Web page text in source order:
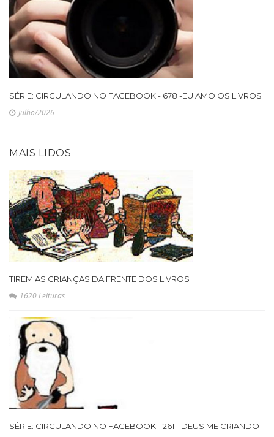
SÉRIE: CIRCULANDO NO FACEBOOK - 678 -EU AMO OS LIVROS
Julho/2026
MAIS LIDOS
TIREM AS CRIANÇAS DA FRENTE DOS LIVROS
1620 Leituras
SÉRIE: CIRCULANDO NO FACEBOOK - 261 - DEUS ME CRIANDO